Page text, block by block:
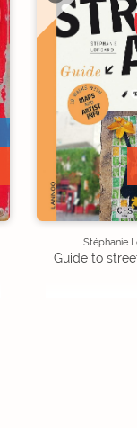
Stéphanie
Guide to